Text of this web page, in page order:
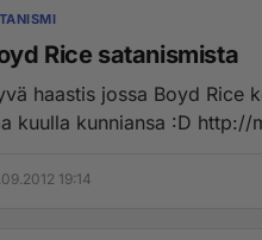
Rice satanismista
haastis jossa Boyd Rice
saa kuulla
19:14